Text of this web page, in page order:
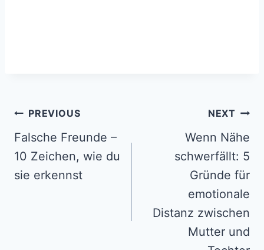
Post
navigation
PREVIOUS
Falsche Freunde –
10 Zeichen, wie du
sie erkennst
NEXT
Wenn Nähe
schwerfällt: 5
Gründe für
emotionale
Distanz zwischen
Mutter und